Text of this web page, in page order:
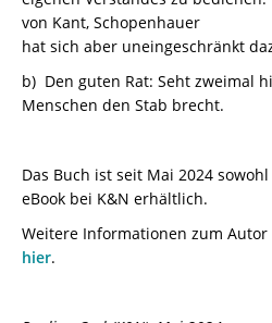
von Kant, Schopenhauer
hat sich aber uneingeschränkt
b) Den guten Rat: Seht zweimal
Menschen den Stab brecht.
Das Buch ist seit Mai 2024
eBook bei K&N erhältlich.
Weitere Informationen zum
hier.